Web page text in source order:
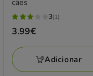
cães
3
estrelas
com
1
avaliações
3(1)
Preço
3.99€
Adicionar